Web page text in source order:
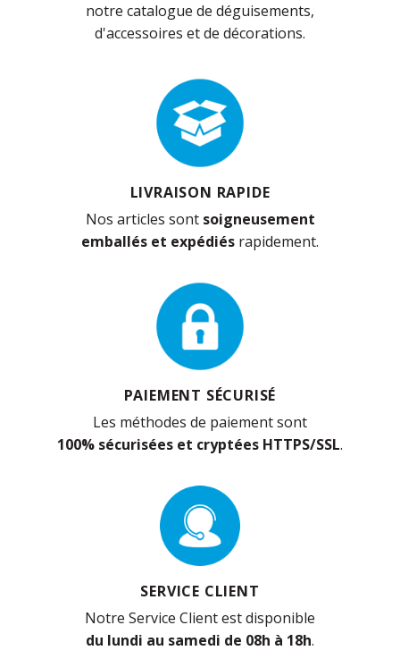
notre catalogue de déguisements,
d'accessoires et de décorations.
LIVRAISON RAPIDE
Nos articles sont soigneusement
emballés et expédiés rapidement.
PAIEMENT SÉCURISÉ
Les méthodes de paiement sont
100% sécurisées et cryptées HTTPS/SSL.
SERVICE CLIENT
Notre Service Client est disponible
du lundi au samedi de 08h à 18h.